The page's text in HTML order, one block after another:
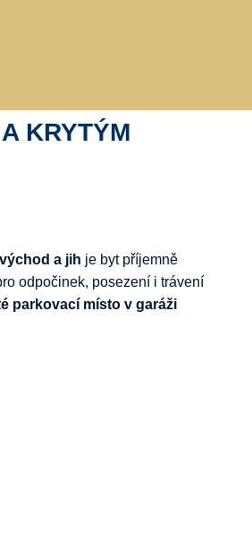
A KRYTÝM
východ a jih je byt příjemně
odpočinek, posezení i trávení
parkovací místo v garáži